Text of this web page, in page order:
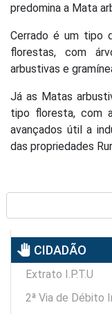
predomina a Mata
Cerrado é um tipo
florestas, com
arbustivas e
Já as Matas
tipo floresta, com
avançados útil a
das propriedades
pan_tool CIDADÃO
Extrato I.P.T.U
2ª Via de Débito